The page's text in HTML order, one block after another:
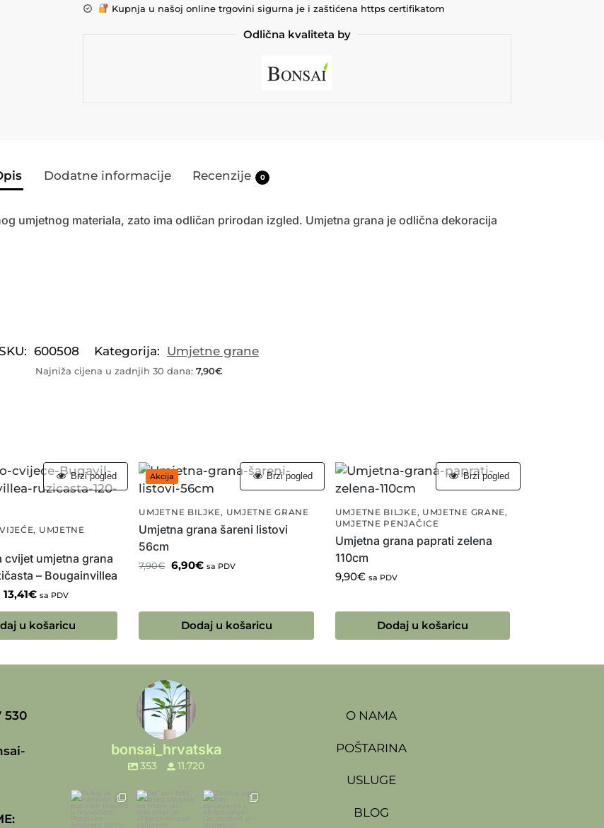
Kupnja u našoj online trgovini sigurna je i zaštićena https certifikatom
Odlična kvaliteta by
Dodatne informacije Recenzije 0
umjetnog materiala, zato ima odličan prirodan izgled. Umjetna grana je odlična dekoracija
600508 Kategorija: Umjetne grane
Najniža cijena u zadnjih 30 dana: 7,90€
, UMJETNE
cvijet umjetna grana
– Bougainvillea
13,41€ sa PDV
u košaricu
Brzi pogled Akcija
UMJETNE BILJKE , UMJETNE GRANE
Umjetna grana šareni listovi
56cm
7,90€ 6,90€ sa PDV
Dodaj u košaricu
Brzi pogled
UMJETNE BILJKE , UMJETNE GRANE ,
UMJETNE PENJAČICE
Umjetna grana paprati zelena
110cm
9,90€ sa PDV
Dodaj u košaricu
Brzi pogled
530
bonsai_hrvatska
353 11.720
O NAMA
POŠTARINA
USLUGE
BLOG